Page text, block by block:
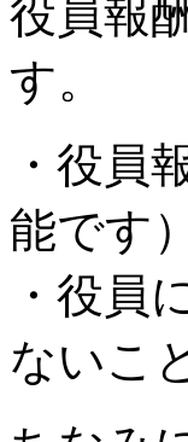
役員報
す。
・役員
能です）
・役員
ないこ